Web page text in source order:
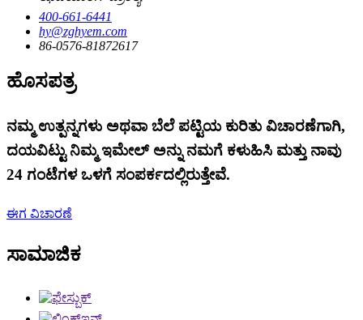
400-661-6441
hy@zghyem.com
86-0576-81872617
ಹೊಸಪತ್ರ
ನಮ್ಮ ಉತ್ಪನ್ನಗಳು ಅಥವಾ ಬೆಲೆ ಪಟ್ಟಿಯ ಕುರಿತು ವಿಚಾರಣೆಗಾಗಿ,
ದಯವಿಟ್ಟು ನಿಮ್ಮ ಇಮೇಲ್ ಅನ್ನು ನಮಗೆ ಕಳುಹಿಸಿ ಮತ್ತು ನಾವು
24 ಗಂಟೆಗಳ ಒಳಗೆ ಸಂಪರ್ಕದಲ್ಲಿರುತ್ತೇವೆ.
ಈಗ ವಿಚಾರಣೆ
ಸಾಮಾಜಿಕ